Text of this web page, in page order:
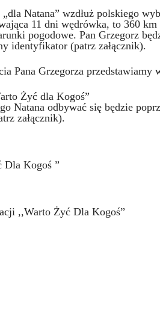
Natana” wzdłuż polskiego
11 dni wędrówka, to 360
pogodowe. Pan Grzegorz
identyfikator (patrz załącznik).
Pana Grzegorza przedstawiamy
Żyć dla Kogoś”
Natana odbywać się będzie
załącznik).
Dla Kogoś ”
,,Warto Żyć Dla Kogoś”